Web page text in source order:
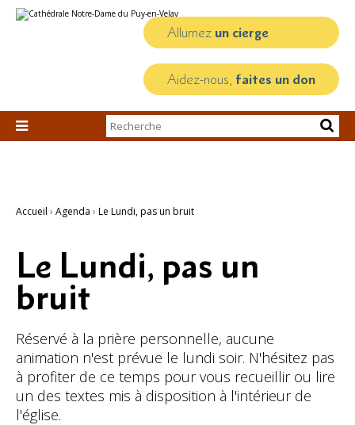
au
personnels
Allumez un cierge
Aidez-nous, faites un don

Chercher par
Recherche
Accueil › Agenda › Le Lundi, pas un bruit
Le Lundi, pas un
bruit
Réservé à la prière personnelle, aucune
animation n'est prévue le lundi soir. N'hésitez pas
à profiter de ce temps pour vous recueillir ou lire
un des textes mis à disposition à l'intérieur de
l'église.